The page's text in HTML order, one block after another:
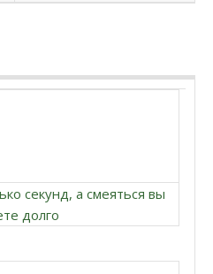
секунд, а смеяться вы
долго